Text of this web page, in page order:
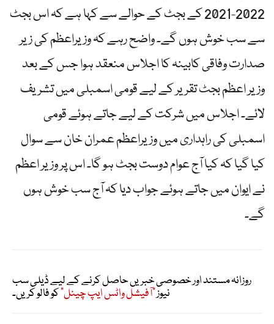
2022-2021 کے بجٹ کے حوالے سے کہا ہے کہ اس بجٹ
سے سب خوش ہوں گے۔ واضح رہے کہ وزیراعظم کی زیر
صدارت وفاقی کابینہ کا اجلاس منعقد ہوا جس کے بعد
وزیر اعظم بجٹ تقریر کے لیے قومی اسمبلی میں تشریف
لائے۔ اجلاس میں شرکت کے لیے جاتے ہوئے قومی
اسمبلی کی راہداری میں وزیراعظم عمران خان سے سوال
کیا گیا کہ کیا آج عوام دوست بجٹ ہو گا۔ اس پر وزیر اعظم
نے ایوان میں جاتے ہوئے جواب دیا کہ آج سب خوش ہوں
گے۔
روزانہ مستند اور خصوصی خبریں حاصل کرنے کے لیے ڈیلی سب
نیوز"آفیشل واٹس ایپ چینل"کو فالو کریں۔